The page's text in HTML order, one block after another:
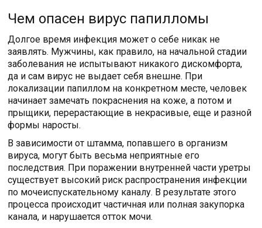
Чем опасен вирус папилломы
Долгое время инфекция может о себе никак не
заявлять. Мужчины, как правило, на начальной стадии
заболевания не испытывают никакого дискомфорта,
да и сам вирус не выдает себя внешне. При
локализации папиллом на конкретном месте, человек
начинает замечать покраснения на коже, а потом и
прыщики, перерастающие в некрасивые, еще и разной
формы наросты.
В зависимости от штамма, попавшего в организм
вируса, могут быть весьма неприятные его
последствия. При поражении внутренней части уретры
существует высокий риск распространения инфекции
по мочеиспускательному каналу. В результате этого
процесса происходит частичная или полная закупорка
канала, и нарушается отток мочи.